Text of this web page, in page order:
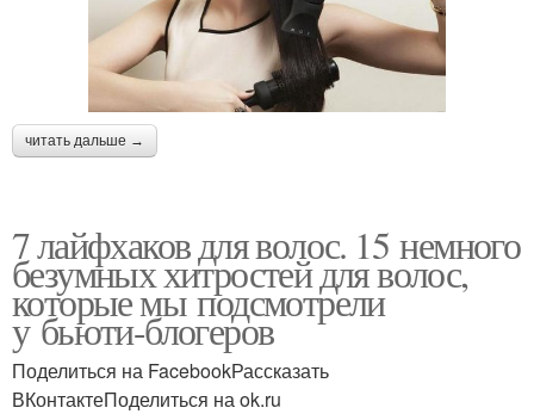
читать дальше →
7 лайфхаков для волос. 15 немного
безумных хитростей для волос,
которые мы подсмотрели
у бьюти-блогеров
Поделиться на FacebookРассказать
ВКонтактеПоделиться на ok.ru